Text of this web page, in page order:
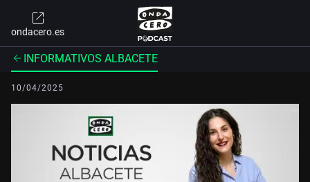
ondacero.es
INFORMATIVOS ALBACETE
10/04/2025